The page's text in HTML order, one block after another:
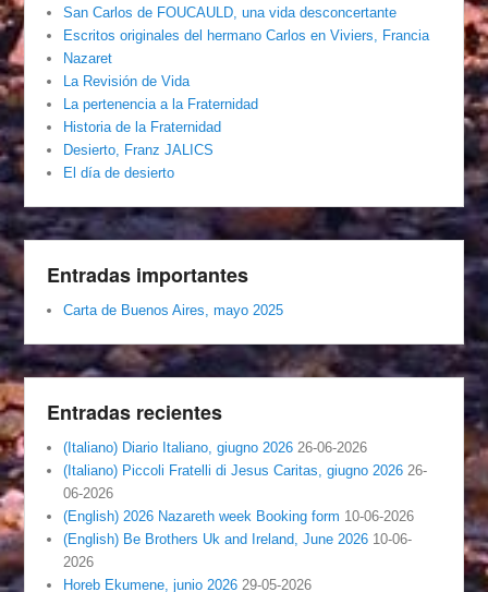
San Carlos de FOUCAULD, una vida desconcertante
Escritos originales del hermano Carlos en Viviers, Francia
Nazaret
La Revisión de Vida
La pertenencia a la Fraternidad
Historia de la Fraternidad
Desierto, Franz JALICS
El día de desierto
Entradas importantes
Carta de Buenos Aires, mayo 2025
Entradas recientes
(Italiano) Diario Italiano, giugno 2026 26-06-2026
(Italiano) Piccoli Fratelli di Jesus Caritas, giugno 2026 26-
06-2026
(English) 2026 Nazareth week Booking form 10-06-2026
(English) Be Brothers Uk and Ireland, June 2026 10-06-
2026
Horeb Ekumene, junio 2026 29-05-2026